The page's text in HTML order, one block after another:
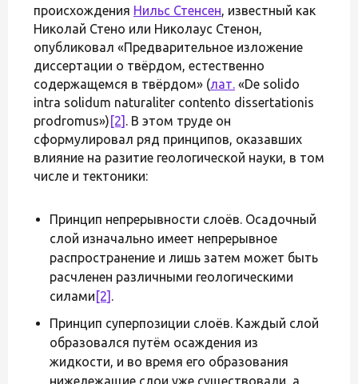
происхождения Нильс Стенсен, известный как
Николай Стено или Николаус Стенон,
опубликовал «Предварительное изложение
диссертации о твёрдом, естественно
содержащемся в твёрдом» (лат. «De solido
intra solidum naturaliter contento dissertationis
prodromus») [2] . В этом труде он
сформулировал ряд принципов, оказавших
влияние на разитие геологической науки, в том
числе и тектоники:
Принцип непрерывности слоёв. Осадочный
слой изначально имеет непрерывное
распространение и лишь затем может быть
расчленен различными геологическими
силами [2] .
Принцип суперпозиции слоёв. Каждый слой
образовался путём осаждения из
жидкости, и во время его образования
нижележащие слои уже существовали, а